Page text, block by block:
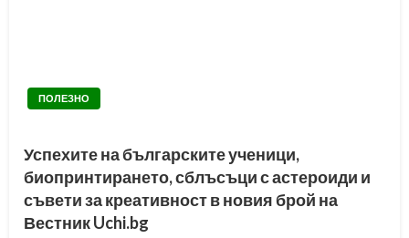
ПОЛЕЗНО
Успехите на българските ученици,
биопринтирането, сблъсъци с астероиди и
съвети за креативност в новия брой на
Вестник Uchi.bg